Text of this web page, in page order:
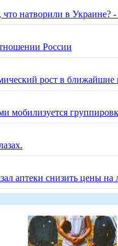
натворили в Украине?
России
рост в ближайшие
мобилизуется
аптеки снизить цены на